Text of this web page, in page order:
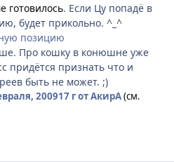
готовилось. Если Цу попадё в
будет прикольно. ^_^
позицию
Про кошку в конюшне уже
придётся признать что и
быть не может. ;)
200917 гот АкирА(см.